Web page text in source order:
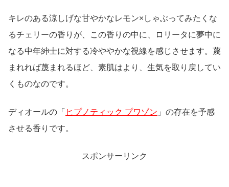
キレのある涼しげな甘やかなレモン×しゃぶってみたくな
るチェリーの香りが、この香りの中に、ロリータに夢中に
なる中年紳士に対する冷ややかな視線を感じさせます。蔑
まれれば蔑まれるほど、素肌はより、生気を取り戻してい
くものなのです。
ディオールの「 ヒプノティック プワゾン 」の存在を予感
させる香りです。
スポンサーリンク